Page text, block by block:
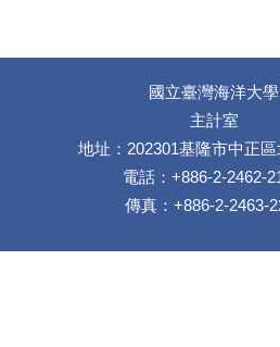
國立臺灣海洋大學
主計室
地址：202301基隆市中正
電話：+886-2-2462-
傳真：+886-2-2463-